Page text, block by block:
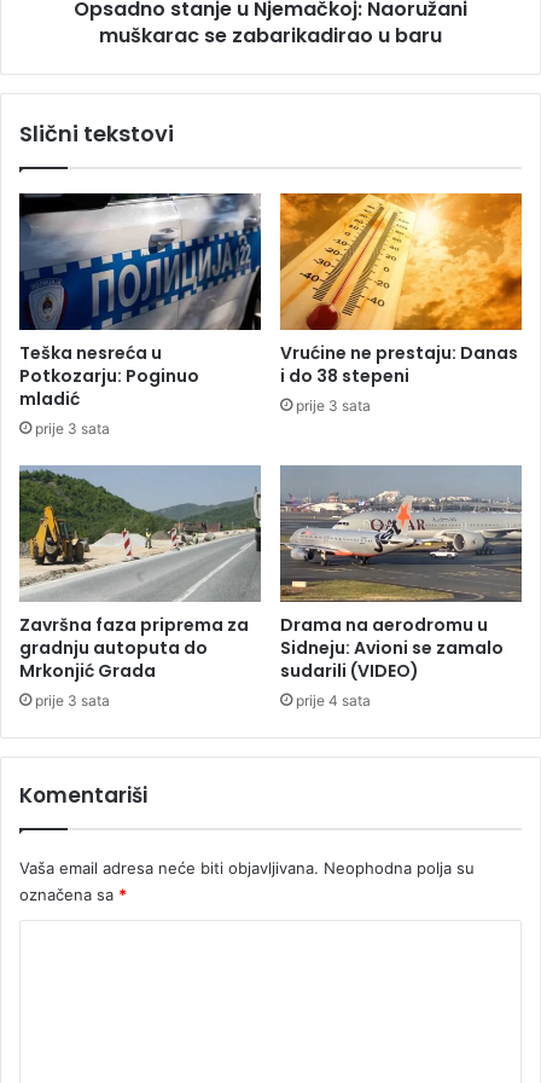
e
t
H
v
t
s
k
e
d
o
2
0
3
1
.
g
o
d
i
e
N
m
k
o
N
o
r
u
ž
a
n
i
m
u
š
k
r
c
z
a
b
Opsadno stanje u Njemačkoj: Naoružani
muškarac se zabarikadirao u baru
Slični tekstovi
Teška nesreća u
Potkozarju: Poginuo
mladić
prije 3 sata
Vrućine ne prestaju: Danas
i do 38 stepeni
prije 3 sata
Završna faza priprema za
gradnju autoputa do
Mrkonjić Grada
prije 3 sata
Drama na aerodromu u
Sidneju: Avioni se zamalo
sudarili (VIDEO)
prije 4 sata
Komentariši
Vaša email adresa neće biti objavljivana. Neophodna polja su
označena sa *